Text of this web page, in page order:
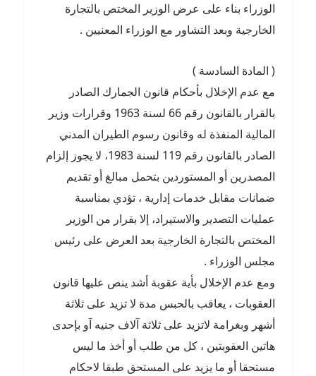
الوزراء بناء على عرض الوزير المختص بالتجارة
الخارجية وبعد التشاور مع الوزراء المعنيين .
( المادة السادسة )
مع عدم الإخلال بأحكام قانون الجمارك الصادر
بالقرار بالقانون رقم 66 لسنة 1963 وقرارات وزير
المالية المنفذة له وقانون رسوم الطيران المدني
الصادر بالقانون رقم 119 لسنة 1983، لا يجوز إلزام
المصدرين أو المستوردين بتحمل مبالغ أو تقديم
ضمانات مقابل خدمات إدارية ، تؤدي بمناسبة
عمليات التصدير والاستيراد، إلا بقرار من الوزير
المختص بالتجارة الخارجية بعد العرض على رئيس
مجلس الوزراء .
ومع عدم الإخلال بأية عقوبة أشد ينص عليها قانون
العقوبات ، يعاقب بالحبس مدة لا تزيد على ثلاثة
أشهر وبغرامة لاتزيد على ثلاثة آلاف جنيه آو بإحدى
هاتين العقوبتين ، كل من طلب أو أخذ ما ليس
مستحقا أو ما يزيد على المستحق طبقا لاحكام